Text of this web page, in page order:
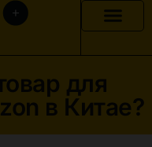
для
в Китае?